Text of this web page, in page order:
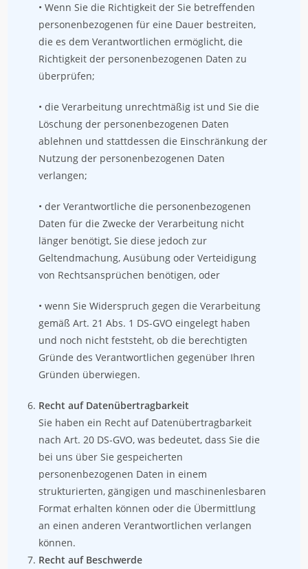
• Wenn Sie die Richtigkeit der Sie betreffenden
personenbezogenen für eine Dauer bestreiten,
die es dem Verantwortlichen ermöglicht, die
Richtigkeit der personenbezogenen Daten zu
überprüfen;
• die Verarbeitung unrechtmäßig ist und Sie die
Löschung der personenbezogenen Daten
ablehnen und stattdessen die Einschränkung der
Nutzung der personenbezogenen Daten
verlangen;
• der Verantwortliche die personenbezogenen
Daten für die Zwecke der Verarbeitung nicht
länger benötigt, Sie diese jedoch zur
Geltendmachung, Ausübung oder Verteidigung
von Rechtsansprüchen benötigen, oder
• wenn Sie Widerspruch gegen die Verarbeitung
gemäß Art. 21 Abs. 1 DS-GVO eingelegt haben
und noch nicht feststeht, ob die berechtigten
Gründe des Verantwortlichen gegenüber Ihren
Gründen überwiegen.
Recht auf Datenübertragbarkeit
Sie haben ein Recht auf Datenübertragbarkeit
nach Art. 20 DS-GVO, was bedeutet, dass Sie die
bei uns über Sie gespeicherten
personenbezogenen Daten in einem
strukturierten, gängigen und maschinenlesbaren
Format erhalten können oder die Übermittlung
an einen anderen Verantwortlichen verlangen
können.
Recht auf Beschwerde